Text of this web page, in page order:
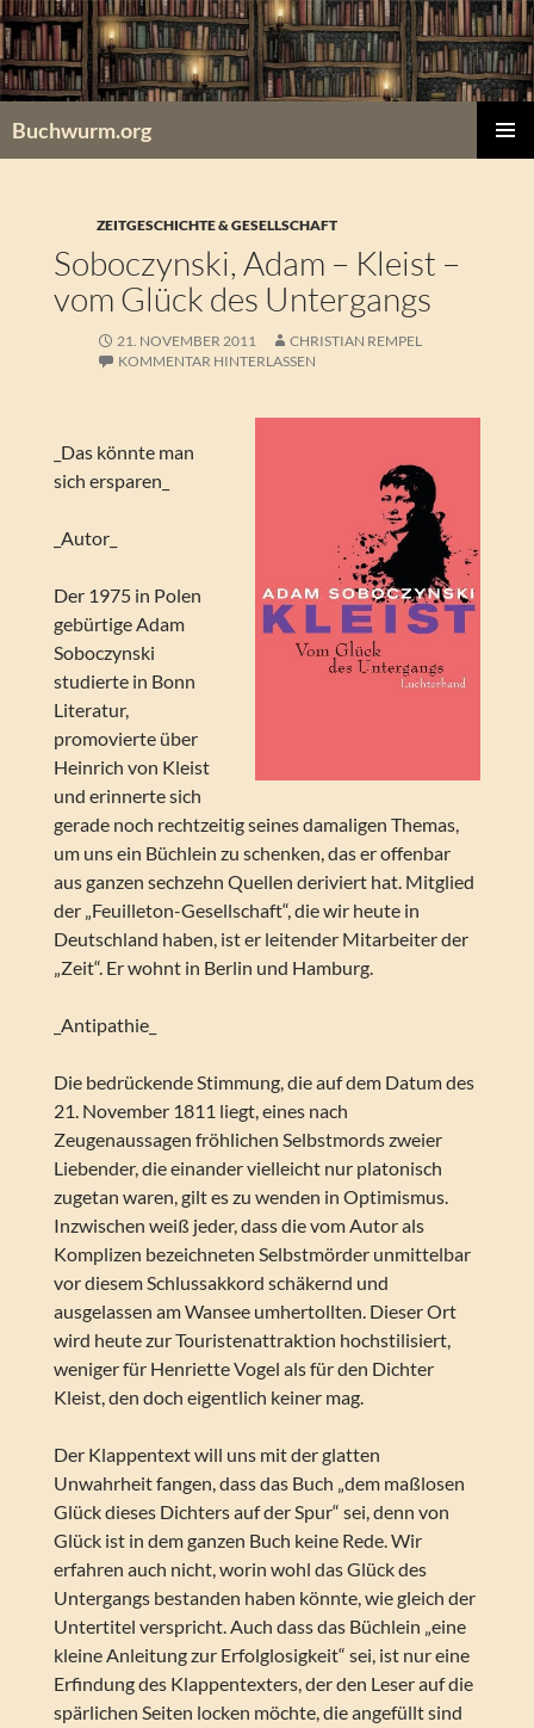
Zum
Inhalt
springen
Buchwurm.org
ZEITGESCHICHTE & GESELLSCHAFT
Soboczynski, Adam – Kleist –
vom Glück des Untergangs
21. NOVEMBER 2011
CHRISTIAN REMPEL
KOMMENTAR HINTERLASSEN
_Das könnte man
sich ersparen_
_Autor_
Der 1975 in Polen
gebürtige Adam
Soboczynski
studierte in Bonn
Literatur,
promovierte über
Heinrich von Kleist
und erinnerte sich
gerade noch rechtzeitig seines damaligen Themas,
um uns ein Büchlein zu schenken, das er offenbar
aus ganzen sechzehn Quellen deriviert hat. Mitglied
der „Feuilleton-Gesellschaft“, die wir heute in
Deutschland haben, ist er leitender Mitarbeiter der
„Zeit“. Er wohnt in Berlin und Hamburg.
_Antipathie_
Die bedrückende Stimmung, die auf dem Datum des
21. November 1811 liegt, eines nach
Zeugenaussagen fröhlichen Selbstmords zweier
Liebender, die einander vielleicht nur platonisch
zugetan waren, gilt es zu wenden in Optimismus.
Inzwischen weiß jeder, dass die vom Autor als
Komplizen bezeichneten Selbstmörder unmittelbar
vor diesem Schlussakkord schäkernd und
ausgelassen am Wansee umhertollten. Dieser Ort
wird heute zur Touristenattraktion hochstilisiert,
weniger für Henriette Vogel als für den Dichter
Kleist, den doch eigentlich keiner mag.
Der Klappentext will uns mit der glatten
Unwahrheit fangen, dass das Buch „dem maßlosen
Glück dieses Dichters auf der Spur“ sei, denn von
Glück ist in dem ganzen Buch keine Rede. Wir
erfahren auch nicht, worin wohl das Glück des
Untergangs bestanden haben könnte, wie gleich der
Untertitel verspricht. Auch dass das Büchlein „eine
kleine Anleitung zur Erfolglosigkeit“ sei, ist nur eine
Erfindung des Klappentexters, der den Leser auf die
spärlichen Seiten locken möchte, die angefüllt sind